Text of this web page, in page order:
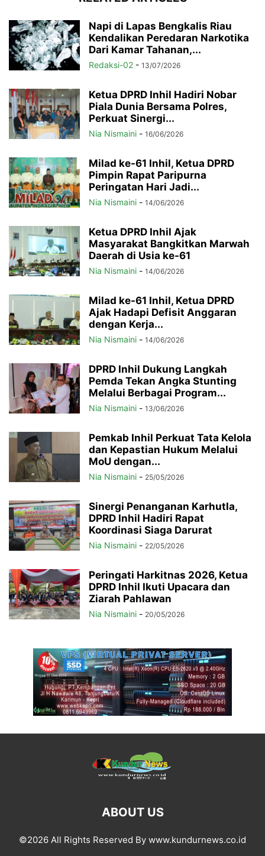
Napi di Lapas Bengkalis Riau
Kendalikan Peredaran Narkotika
Dari Kamar Tahanan,...
Redaksi-02 - 13/07/2026
Ketua DPRD Inhil Hadiri Nobar
Piala Dunia Bersama Polres,
Perkuat Sinergi...
Nia Nismaini - 16/06/2026
Milad ke-61 Inhil, Ketua DPRD
Pimpin Rapat Paripurna
Peringatan Hari Jadi...
Nia Nismaini - 14/06/2026
Ketua DPRD Inhil Ajak
Masyarakat Bangkitkan Marwah
Daerah di Usia ke-61
Nia Nismaini - 14/06/2026
Milad ke-61 Inhil, Ketua DPRD
Ajak Hadapi Defisit Anggaran
dengan Kerja...
Nia Nismaini - 14/06/2026
DPRD Inhil Dukung Langkah
Pemda Tekan Angka Stunting
Melalui Berbagai Program...
Nia Nismaini - 13/06/2026
Pemkab Inhil Perkuat Tata Kelola
dan Kepastian Hukum Melalui
MoU dengan...
Nia Nismaini - 25/05/2026
Sinergi Penanganan Karhutla,
DPRD Inhil Hadiri Rapat
Koordinasi Siaga Darurat
Nia Nismaini - 22/05/2026
Peringati Harkitnas 2026, Ketua
DPRD Inhil Ikuti Upacara dan
Ziarah Pahlawan
Nia Nismaini - 20/05/2026
ABOUT US
©2026 All Rights Reserved By www.kundurnews.co.id